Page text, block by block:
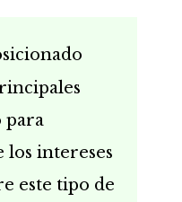
para
los intereses
este tipo de